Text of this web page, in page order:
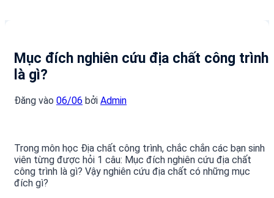
Mục đích nghiên cứu địa chất công trình
là gì?
Đăng vào 06/06 bởi Admin
Trong môn học Địa chất công trình, chắc chắn các bạn sinh
viên từng được hỏi 1 câu: Mục đích nghiên cứu địa chất
công trình là gì? Vậy nghiên cứu địa chất có những mục
đích gì?